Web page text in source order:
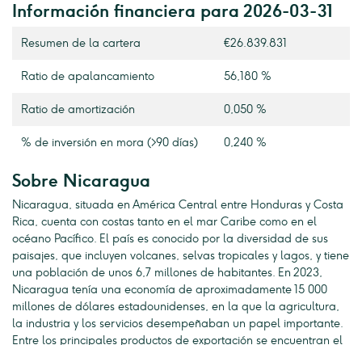
Información financiera para 2026-03-31
Resumen de la cartera €26.839.831
Ratio de apalancamiento 56,180 %
Ratio de amortización 0,050 %
% de inversión en mora (>90 días) 0,240 %
Sobre Nicaragua
Nicaragua, situada en América Central entre Honduras y Costa
Rica, cuenta con costas tanto en el mar Caribe como en el
océano Pacífico. El país es conocido por la diversidad de sus
paisajes, que incluyen volcanes, selvas tropicales y lagos, y tiene
una población de unos 6,7 millones de habitantes. En 2023,
Nicaragua tenía una economía de aproximadamente 15 000
millones de dólares estadounidenses, en la que la agricultura,
la industria y los servicios desempeñaban un papel importante.
Entre los principales productos de exportación se encuentran el